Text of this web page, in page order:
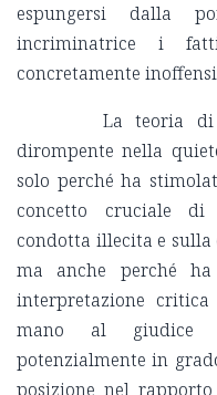
espungersi dalla
incriminatrice i
concretamente
La teoria di
dirompente nella
solo perché ha
concetto cruciale
condotta illecita e
ma anche perché
interpretazione
mano al giudice
potenzialmente in
posizione nel